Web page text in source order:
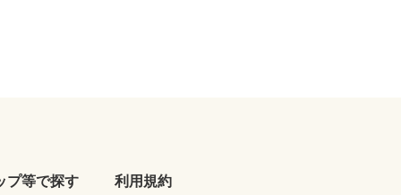
プ等で探す 利用規約